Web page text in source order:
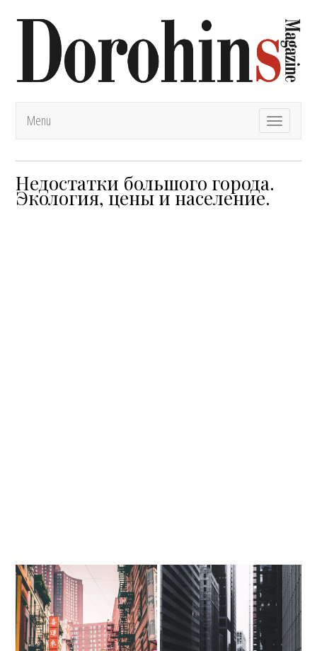
T
o
Menu
Недостатки большого города.
Экология, цены и население.